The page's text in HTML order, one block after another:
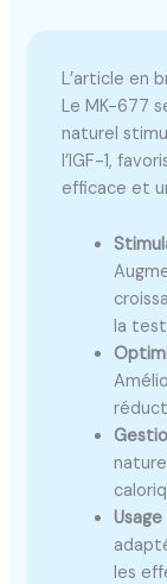
L’article en
Le MK-677
naturel
l’IGF-1,
efficace et
la
les